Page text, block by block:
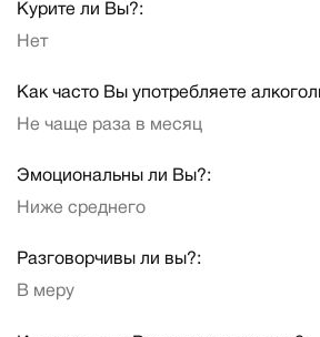
Курите ли Вы?:
Нет
Как часто Вы употребляете
Не чаще раза в месяц
Эмоциональны ли Вы?:
Ниже среднего
Разговорчивы ли вы?:
В меру